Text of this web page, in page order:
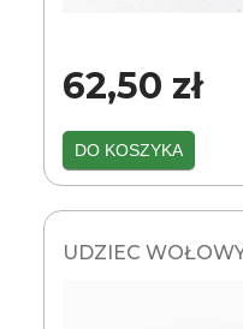
62,50 zł
DO KOSZYKA
UDZIEC